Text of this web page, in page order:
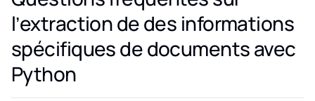
l’extraction de des informations
spécifiques de documents avec
Python